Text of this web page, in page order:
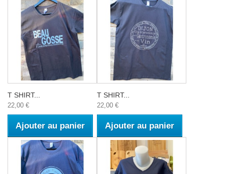
T SHIRT...
22,00 €
Ajouter au panier
T SHIRT...
22,00 €
Ajouter au panier